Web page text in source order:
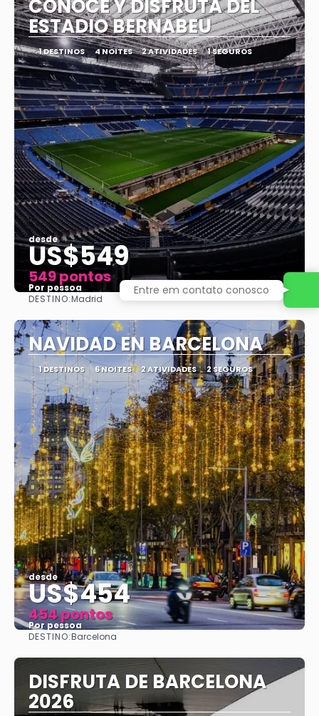
CONOCE Y DISFRUTA DEL
ESTADIO BERNABEU
1 DESTINOS 4 NOITES 2 ATIVIDADES 1 SEGUROS
desde
US$549
549 pontos
Por pessoa
DESTINO:Madrid
NAVIDAD EN BARCELONA
1 DESTINOS 6 NOITES 2 ATIVIDADES 2 SEGUROS
desde
US$454
454 pontos
Por pessoa
DESTINO:Barcelona
DISFRUTA DE BARCELONA
2026
Entre em contato conosco